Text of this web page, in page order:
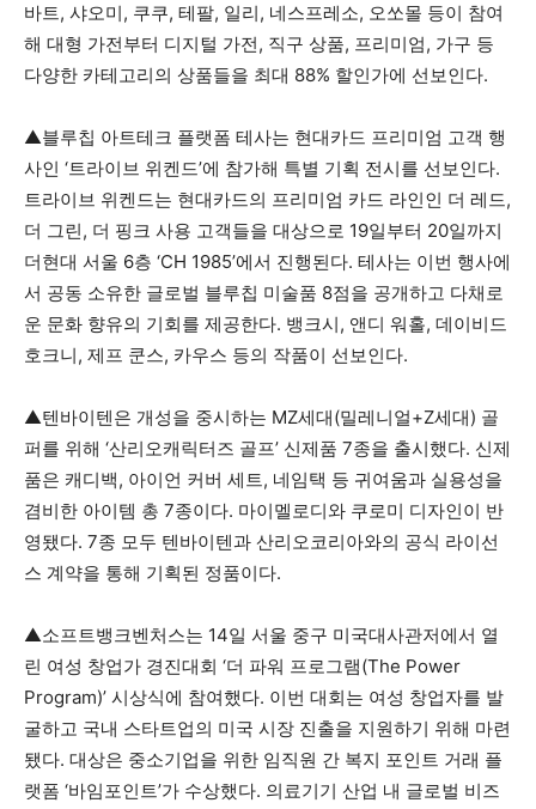
바트, 샤오미, 쿠쿠, 테팔, 일리, 네스프레소, 오쏘몰 등이 참여
해 대형 가전부터 디지털 가전, 직구 상품, 프리미엄, 가구 등
다양한 카테고리의 상품들을 최대 88% 할인가에 선보인다.
▲블루칩 아트테크 플랫폼 테사는 현대카드 프리미엄 고객 행
사인 ‘트라이브 위켄드’에 참가해 특별 기획 전시를 선보인다.
트라이브 위켄드는 현대카드의 프리미엄 카드 라인인 더 레드,
더 그린, 더 핑크 사용 고객들을 대상으로 19일부터 20일까지
더현대 서울 6층 ‘CH 1985’에서 진행된다. 테사는 이번 행사에
서 공동 소유한 글로벌 블루칩 미술품 8점을 공개하고 다채로
운 문화 향유의 기회를 제공한다. 뱅크시, 앤디 워홀, 데이비드
호크니, 제프 쿤스, 카우스 등의 작품이 선보인다.
▲텐바이텐은 개성을 중시하는 MZ세대(밀레니얼+Z세대) 골
퍼를 위해 ‘산리오캐릭터즈 골프’ 신제품 7종을 출시했다. 신제
품은 캐디백, 아이언 커버 세트, 네임택 등 귀여움과 실용성을
겸비한 아이템 총 7종이다. 마이멜로디와 쿠로미 디자인이 반
영됐다. 7종 모두 텐바이텐과 산리오코리아와의 공식 라이선
스 계약을 통해 기획된 정품이다.
▲소프트뱅크벤처스는 14일 서울 중구 미국대사관저에서 열
린 여성 창업가 경진대회 ‘더 파워 프로그램(The Power
Program)’ 시상식에 참여했다. 이번 대회는 여성 창업자를 발
굴하고 국내 스타트업의 미국 시장 진출을 지원하기 위해 마련
됐다. 대상은 중소기업을 위한 임직원 간 복지 포인트 거래 플
랫폼 ‘바임포인트’가 수상했다. 의료기기 산업 내 글로벌 비즈